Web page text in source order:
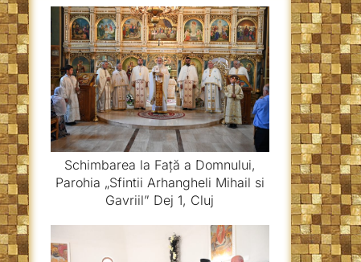
Schimbarea la Față a Domnului,
Parohia „Sfintii Arhangheli Mihail si
Gavriil” Dej 1, Cluj